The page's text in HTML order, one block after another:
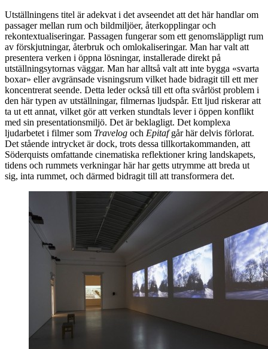
Utställningens titel är adekvat i det avseendet att det här handlar om
passager mellan rum och bildmiljöer, återkopplingar och
rekontextualiseringar. Passagen fungerar som ett genomsläppligt rum
av förskjutningar, återbruk och omlokaliseringar. Man har valt att
presentera verken i öppna lösningar, installerade direkt på
utställningsytornas väggar. Man har alltså valt att inte bygga «svarta
boxar» eller avgränsade visningsrum vilket hade bidragit till ett mer
koncentrerat seende. Detta leder också till ett ofta svårlöst problem i
den här typen av utställningar, filmernas ljudspår. Ett ljud riskerar att
ta ut ett annat, vilket gör att verken stundtals lever i öppen konflikt
med sin presentationsmiljö. Det är beklagligt. Det komplexa
ljudarbetet i filmer som Travelog och Epitafgår här delvis förlorat.
Det stående intrycket är dock, trots dessa tillkortakommanden, att
Söderquists omfattande cinematiska reflektioner kring landskapets,
tidens och rummets verkningar här har getts utrymme att breda ut
sig, inta rummet, och därmed bidragit till att transformera det.